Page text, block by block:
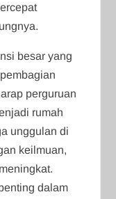
besar yang
perguruan
rumah
unggulan di
keilmuan,
dalam